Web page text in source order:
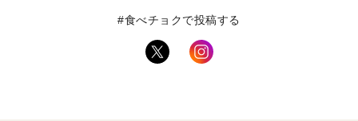
#食べチョクで投稿する